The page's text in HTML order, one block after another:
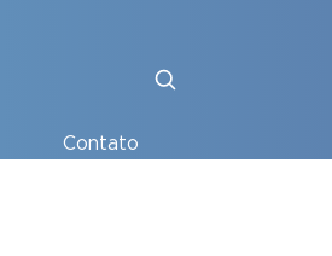
Contato